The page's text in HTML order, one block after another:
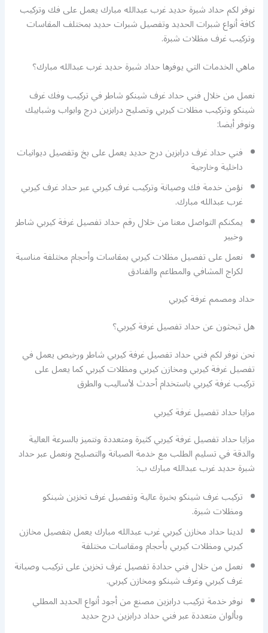
نوفر لكم حداد شبرة حديد غرب عبدالله مبارك يعمل على فك وتركيب
كافة أنواع شبرات الحديد وتفصيل شبرات حديد بمختلف المقاسات
وتركيب غرف مظلات شبرة.
ماهي الخدمات التي يوفرها حداد شبرة حديد غرب عبدالله مبارك؟
نعمل من خلال فني حداد غرف شينكو شاطر في تركيب وفك غرف
شينكو وتركيب مظلات كيربي وتصليح درابزين درج وابواب وشبابيك
ونوفر أيضا:
فني حداد غرف درابزين درج حديد يعمل على بخ وتفصيل ديوانيات
داخلية وخارجية
نؤمن خدمة فك وصيانة وتركيب غرف كيربي عبر حداد غرف كيربي
غرب عبدالله مبارك.
يمكنكم التواصل معنا من خلال رقم حداد تفصيل غرفة كيربي شاطر
وخبير
نعمل على تفصيل مظلات كيربي بمقاسات وأحجام مختلفة مناسبة
لكراج المشافي والمطاعم والفنادق
حداد ومصمم غرفة كيربي
هل تبحثون عن حداد تفصيل غرفة كيربي؟
نحن نوفر لكم فني حداد تفصيل غرفة كيربي شاطر ورخيص يعمل في
تفصيل غرفة كيربي ومخازن كيربي ومظلات كيربي كما يعمل على
تركيب غرفة كيربي باستخدام أحدث لأساليب والطرق
مزايا حداد تفصيل غرفة كيربي
مزايا حداد تفصيل غرفة كيربي كثيرة ومتعددة ونتميز بالسرعة العالية
والدقة في تسليم الطلب مع خدمة الصيانة والتصليح ونعمل عبر حداد
شبرة حديد غرب عبدالله مبارك ب:
تركيب غرف شينكو بخبرة عالية وتفصيل غرف تخزين شينكو
ومظلات شبرة.
لدينا حداد مخازن كيربي غرب عبدالله مبارك يعمل بتفصيل مخازن
كيربي ومظلات كيربي بأحجام ومقاسات مختلفة
نعمل من خلال فني حدادة تفصيل غرف تخزين على تركيب وصيانة
غرف كيربي وغرف شينكو ومخازن كيربي.
نوفر خدمة تركيب درابزين مصنع من أجود أنواع الحديد المطلي
وبألوان متعددة عبر فني حداد درابزين درج حديد